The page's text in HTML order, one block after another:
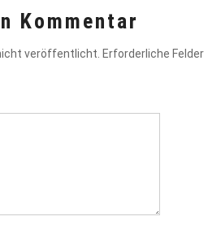
Kommentar
veröffentlicht. Erforderliche Felder